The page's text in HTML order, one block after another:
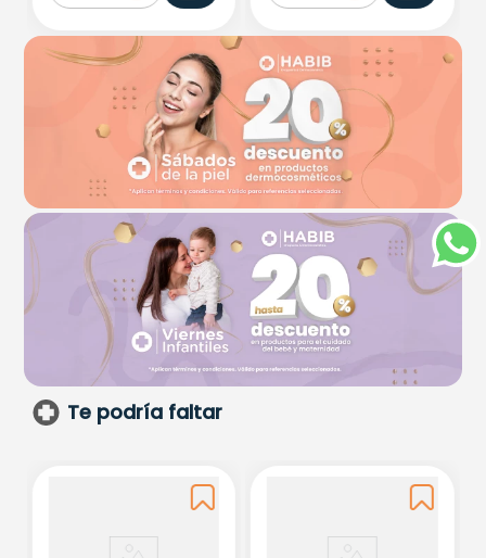
Te podría faltar